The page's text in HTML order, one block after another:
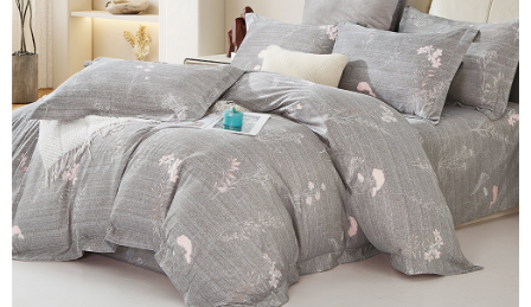
2.透過簡訊連結打開帳單後，可選擇「超商條碼／台灣大直營門市／銀行轉
帳／街口支付／iPASS MONEY」等通路繳費。
【注意事項】
1.本服務係由「台灣大哥大股份有限公司」（以下簡稱本公司）所提供，讓
用戶於交易時，得透過本服務購買商品或服務，並由商店將買賣／分期付款
買賣價金債權讓與本公司後，依約使用本公司帳單繳交帳款。
2.基於同意付款使用「大哥付你分期」之契約關係目的，商店將以您的個人
資料（包含姓名、電話或地址）提供予台灣大哥大進項蒐集、處理及利用，
由本公司與您本人進行分期帳單所需資料之確認、核對及更正。
3.完整用戶服務條款，請詳閱以下連結：https://oppay.tw/userRule
結帳頁面，進行簡訊認證並確認金額後，即可完成結帳。
２．訂單成立數日內，您將收到繳費通知簡訊。
３．收到繳費通知簡訊後14天內，點擊此簡訊中的連結，可透過四大超商／
ATM／網路銀行／等多元方式進行付款，方視為交易完成。
※ 請注意：結帳手續完成當下不需立刻繳費，但若您需要取消訂單，請聯絡
購買商品的店家。未經商家同意取消之訂單仍視為有效，需透過AFTEE先享
後付繳納相關費用。
※ 交易是否成功請以「AFTEE先享後付 」之結帳頁面顯示為準，若有關於
是否繳費成功／繳費後需取消欲退款等相關疑問，請聯繫「AFTEE先享後付
客戶支援中心」https://netprotections.freshdesk.com/support/home
【注意事項】
１．透過由恩沛科技股份有限公司提供之「AFTEE先享後付」服務完成之交
易，需依本服務之必要範圍內提供個人資料，並將交易相關給付款項請求債
全家取貨付款
每筆NT$60，滿NT$699(含以上)免運費
付款後全家取貨
每筆NT$60，滿NT$699(含以上)免運費
7-11取貨付款
每筆NT$60，滿NT$999(含以上)免運費
付款後7-11取貨
每筆NT$60，滿NT$999(含以上)免運費